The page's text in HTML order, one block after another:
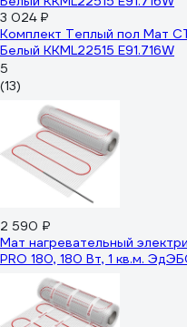
3 024 ₽
Комплект Теплый пол Мат
Белый ККМL22515 E91.716W
5
(13)
2 590 ₽
Мат нагревательный
PRO 180, 180 Вт, 1 кв.м.